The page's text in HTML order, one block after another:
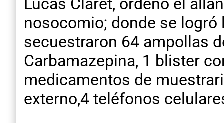
Lucas Claret, ordenó el
nosocomio; donde se
secuestraron 64 ampollas
Carbamazepina, 1 blister
medicamentos de
externo,4 teléfonos